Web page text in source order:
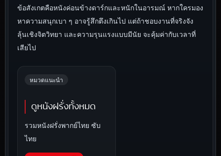
ข้อสังเกตคือหนังค่อนข้างดาร์กและหนักในอารมณ์ หากใครมอง
หาความสนุกเบา ๆ อาจรู้สึกตึงเกินไป แต่ถ้าชอบงานที่จริงจัง
ลุ้นเชิงจิตวิทยา และความรุนแรงแบบมีนัย จะคุ้มค่ากับเวลาที่
เสียไป
หมวดแนะนำ
ดูหนังฝรั่งทั้งหมด
รวมหนังฝรั่งพากย์ไทย ซับ
ไทย